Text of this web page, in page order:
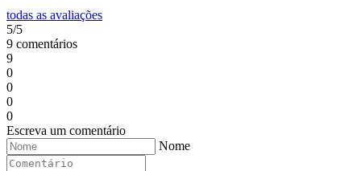
todas as avaliações
5/5
9 comentários
9
0
0
0
0
Escreva um comentário
Nome